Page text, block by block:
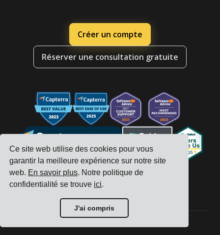
Ce site web utilise des cookies pour vous
garantir la meilleure expérience sur notre site
web. En savoir plus. Notre politique de
confidentialité se trouve ici.
J'ai compris
Créer un compte
Réserver une consultation gratuite